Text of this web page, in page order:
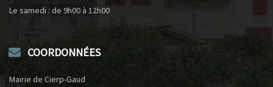
Le samedi : de 9h00 à 12h00
COORDONNÉES
Mairie de Cierp-Gaud